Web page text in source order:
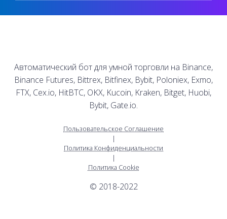
Автоматический бот для умной торговли на Binance,
Binance Futures, Bittrex, Bitfinex, Bybit, Poloniex, Exmo,
FTX, Cex.io, HitBTC, OKX, Kucoin, Kraken, Bitget, Huobi,
Bybit, Gate.io.
Пользовательское Соглашение
|
Политика Конфиденциальности
|
Политика Cookie
© 2018-2022